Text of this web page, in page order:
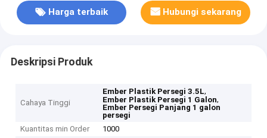
Harga terbaik Hubungi sekarang
Deskripsi Produk
Cahaya Tinggi
Ember Plastik Persegi 3.5L,
Ember Plastik Persegi 1 Galon,
Ember Persegi Panjang 1 galon
persegi
Kuantitas min Order
1000